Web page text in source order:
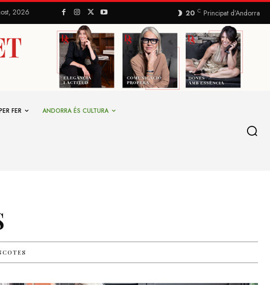
2026 20 C Principat d’Andorra
FER ANDORRA ÉS CULTURA